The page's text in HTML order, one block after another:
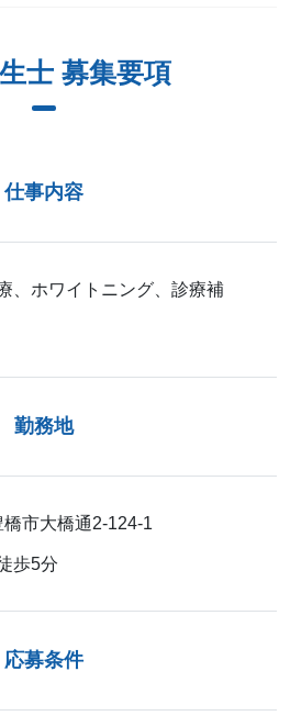
士 募集要項
仕事内容
、ホワイトニング、診療補
勤務地
市大橋通2-124-1
歩5分
応募条件